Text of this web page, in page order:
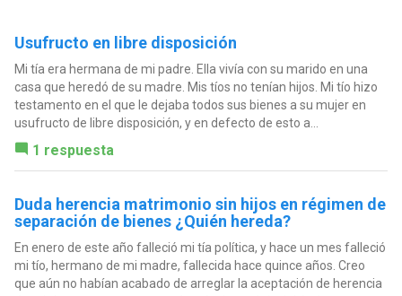
Usufructo en libre disposición
Mi tía era hermana de mi padre. Ella vivía con su marido en una
casa que heredó de su madre. Mis tíos no tenían hijos. Mi tío hizo
testamento en el que le dejaba todos sus bienes a su mujer en
usufructo de libre disposición, y en defecto de esto a...
1 respuesta
Duda herencia matrimonio sin hijos en régimen de
separación de bienes ¿Quién hereda?
En enero de este año falleció mi tía política, y hace un mes falleció
mi tío, hermano de mi madre, fallecida hace quince años. Creo
que aún no habían acabado de arreglar la aceptación de herencia